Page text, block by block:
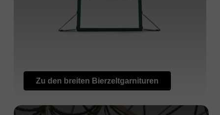
Zu den breiten Bierzeltgarnituren